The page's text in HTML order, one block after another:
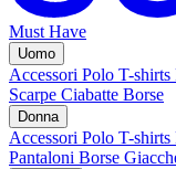
Must Have
Uomo
Accessori Polo T-shirts
Scarpe Ciabatte Borse
Donna
Accessori Polo T-shirts
Pantaloni Borse